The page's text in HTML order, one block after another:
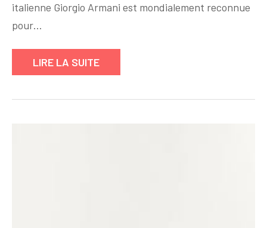
et
italienne Giorgio Armani est mondialement reconnue
pour…
LIRE LA SUITE